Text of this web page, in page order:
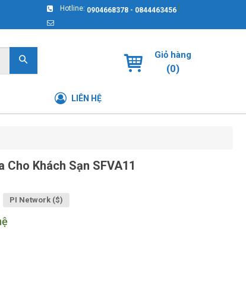
Hotline: 0904668378 - 0844463456
Giỏ hàng
(0)
LIÊN HỆ
Cho Khách Sạn SFVA11
PI Network ($)